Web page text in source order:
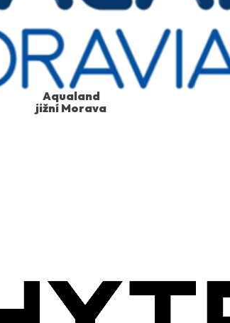
Aqualand
jižní Morava